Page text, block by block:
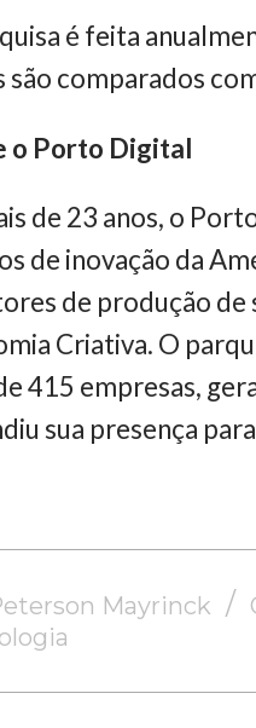
é feita
são comparados
o Porto Digital
de 23 anos, o
de inovação da
de produção
Criativa. O
415 empresas,
sua presença
Mayrinck